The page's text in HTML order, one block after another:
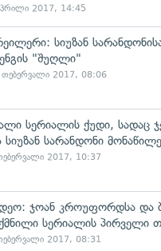
2017, 14:45
სიუზან
"შუღლი"
თებერვალი 2017, 08:06
სერიალის ქუდი, სადაც
სიუზან სარანდონი
2017, 10:37
ჯოან კროუფორდსა და
სერიალის პირველი
2017, 08:31